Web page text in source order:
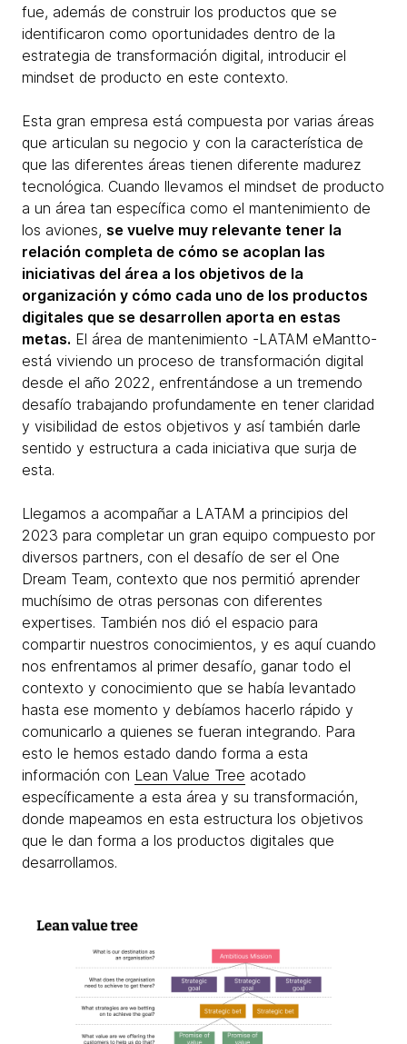
fue, además de construir los productos que se
identificaron como oportunidades dentro de la
estrategia de transformación digital, introducir el
mindset de producto en este contexto.
Esta gran empresa está compuesta por varias áreas
que articulan su negocio y con la característica de
que las diferentes áreas tienen diferente madurez
tecnológica. Cuando llevamos el mindset de producto
a un área tan específica como el mantenimiento de
los aviones, se vuelve muy relevante tener la
relación completa de cómo se acoplan las
iniciativas del área a los objetivos de la
organización y cómo cada uno de los productos
digitales que se desarrollen aporta en estas
metas. El área de mantenimiento -LATAM eMantto-
está viviendo un proceso de transformación digital
desde el año 2022, enfrentándose a un tremendo
desafío trabajando profundamente en tener claridad
y visibilidad de estos objetivos y así también darle
sentido y estructura a cada iniciativa que surja de
esta.
Llegamos a acompañar a LATAM a principios del
2023 para completar un gran equipo compuesto por
diversos partners, con el desafío de ser el One
Dream Team, contexto que nos permitió aprender
muchísimo de otras personas con diferentes
expertises. También nos dió el espacio para
compartir nuestros conocimientos, y es aquí cuando
nos enfrentamos al primer desafío, ganar todo el
contexto y conocimiento que se había levantado
hasta ese momento y debíamos hacerlo rápido y
comunicarlo a quienes se fueran integrando. Para
esto le hemos estado dando forma a esta
información con Lean Value Tree acotado
específicamente a esta área y su transformación,
donde mapeamos en esta estructura los objetivos
que le dan forma a los productos digitales que
desarrollamos.